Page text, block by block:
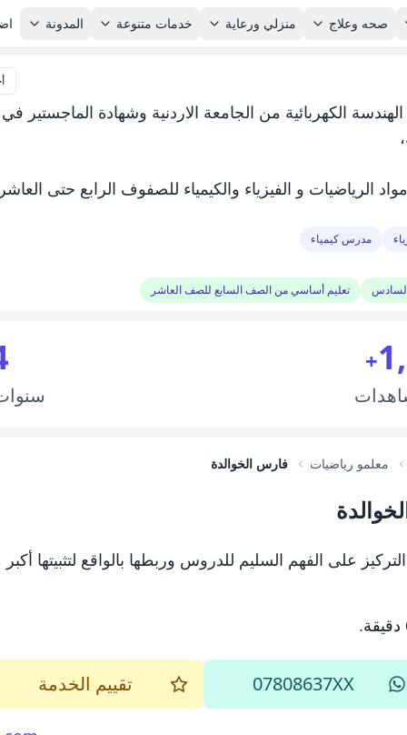
صحه وعلاج منزلي ورعاية خدمات متنوعة المدونة
الكهربائية من الجامعة الاردنية وشهادة الماجستير
تدريس مواد الرياضيات و الفيزياء والكيمياء للصفوف الرابع حتى
مدرس كيمياء
تعليم أساسي من الصف السابع للصف العاشر
+
معلمو رياضيات فارس الخوالدة
على الفهم السليم للدروس وربطها بالواقع لتثبيتها
.
07808637XX تقييم الخدمة